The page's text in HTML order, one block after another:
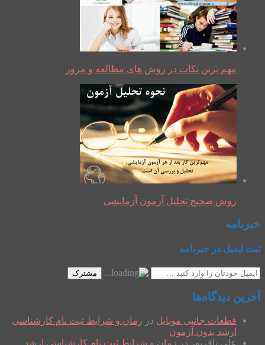
مهم ترین نکات در روش های مطالعه و مرور
روش صحیح تحلیل آزمون آزمایشی
خبرنامه
ثبت ایمیل در خبرنامه
مشترک
آخرین دیدگاه‌ها
قطعات جانبی موبایل در زمان و شرایط ثبت نام کارشناسی
ارشد بدون آزمون
علی باقرپور در زمان و شرایط ثبت نام کارشناسی ارشد